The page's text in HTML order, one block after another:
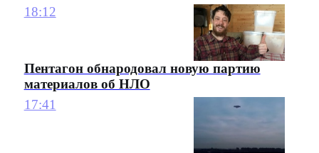
18:12
Пентагон обнародовал новую партию
материалов об НЛО
17:41